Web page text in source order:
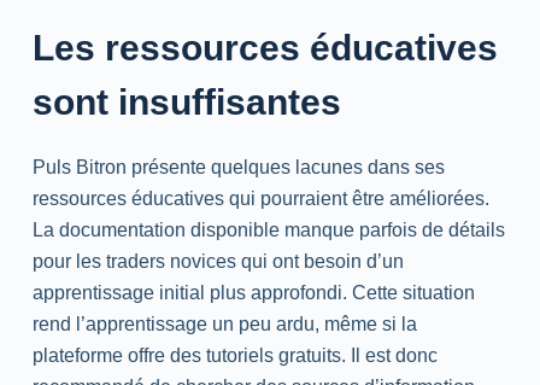
Les ressources éducatives
sont insuffisantes
Puls Bitron présente quelques lacunes dans ses
ressources éducatives qui pourraient être améliorées.
La documentation disponible manque parfois de détails
pour les traders novices qui ont besoin d’un
apprentissage initial plus approfondi. Cette situation
rend l’apprentissage un peu ardu, même si la
plateforme offre des tutoriels gratuits. Il est donc